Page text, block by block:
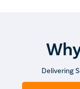
Delivering